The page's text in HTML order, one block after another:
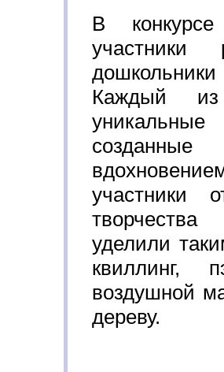
В
участники
Каждый
уникальные
участники
уделили
квиллинг,
воздушной
дереву.